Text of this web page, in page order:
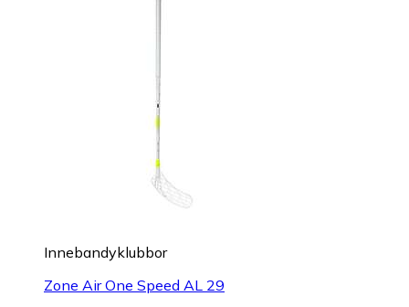
Innebandyklubbor
Zone Air One Speed AL 29